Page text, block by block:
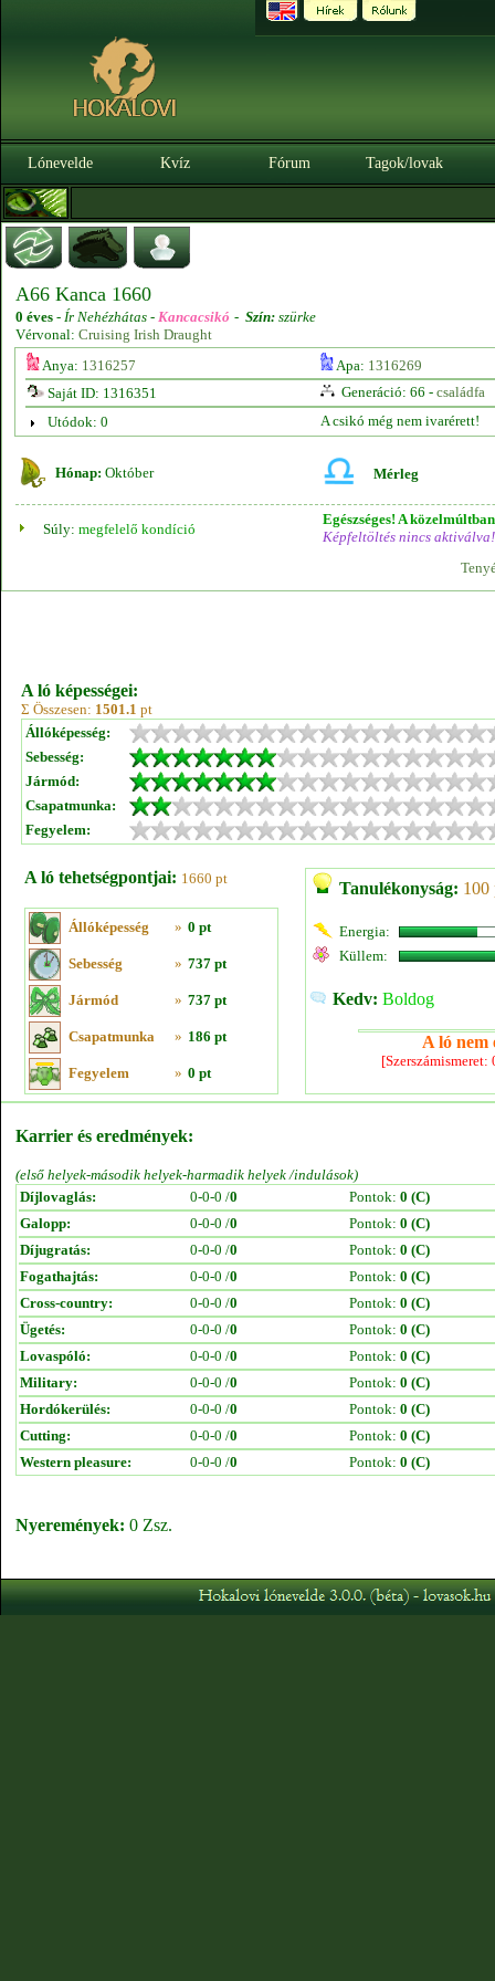
Lónevelde Kvíz Fórum Tagok/lovak
A66 Kanca 1660
0 éves - Ír Nehézhátas - Kancacsikó - Szín: szürke
Vérvonal: Cruising Irish Draught
Anya: 1316257 Apa: 1316269
Saját ID: 1316351
Generáció: 66 - családfa
Utódok: 0
A csikó még nem ivarérett!
Hónap: Október Mérleg
Súly: megfelelő kondíció
Egészséges! A
Képfeltöltés nincs aktiválva!
A ló képességei:
Σ Összesen: 1501.1 pt
Állóképesség:
Sebesség:
Jármód:
Csapatmunka:
Fegyelem:
A ló tehetségpontjai: 1660 pt
Állóképesség » 0 pt
Sebesség » 737 pt
Jármód » 737 pt
Csapatmunka » 186 pt
Fegyelem » 0 pt
Tanulékonyság: 100
Energia:
Küllem:
Kedv: Boldog
A ló nem
Karrier és eredmények:
(első helyek-második helyek-harmadik helyek /indulások)
Díjlovaglás:
0-0-0 /0 Pontok: 0 (C)
Galopp:
0-0-0 /0 Pontok: 0 (C)
Díjugratás:
0-0-0 /0 Pontok: 0 (C)
Fogathajtás:
0-0-0 /0 Pontok: 0 (C)
Cross-country:
0-0-0 /0 Pontok: 0 (C)
Ügetés:
0-0-0 /0 Pontok: 0 (C)
Lovaspóló:
0-0-0 /0 Pontok: 0 (C)
Military:
0-0-0 /0 Pontok: 0 (C)
Hordókerülés:
0-0-0 /0 Pontok: 0 (C)
Cutting:
0-0-0 /0 Pontok: 0 (C)
Western pleasure:
0-0-0 /0 Pontok: 0 (C)
Nyeremények: 0 Zsz.